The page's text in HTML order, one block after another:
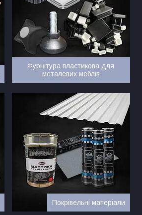
Фурнітура пластикова для
металевих меблів
Покрівельні матеріали